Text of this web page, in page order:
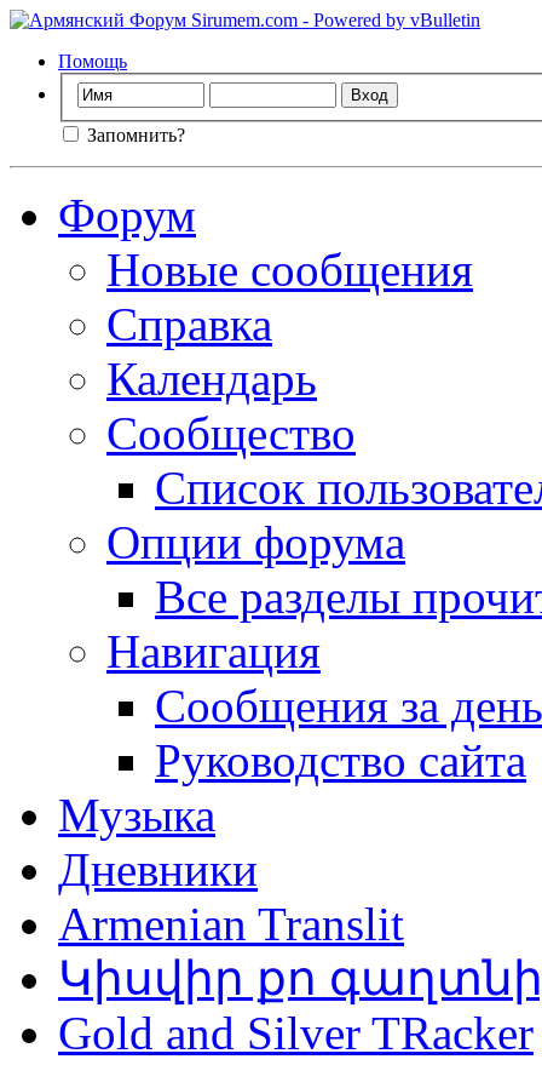
Помощь
Запомнить?
Форум
Новые сообщения
Справка
Календарь
Сообщество
Список
Опции форума
Все разделы
Навигация
Сообщения за день
Руководство сайта
Музыка
Дневники
Armenian Translit
Կիսվիր քո
Gold and Silver TRacker